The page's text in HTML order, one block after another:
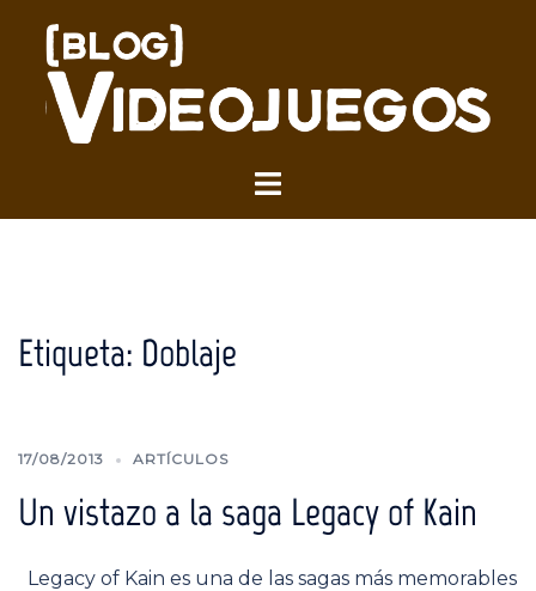
contenido
Alternar
Etiqueta: Doblaje
17/08/2013 ARTÍCULOS
Un vistazo a la saga Legacy of Kain
Legacy of Kain es una de las sagas más memorables